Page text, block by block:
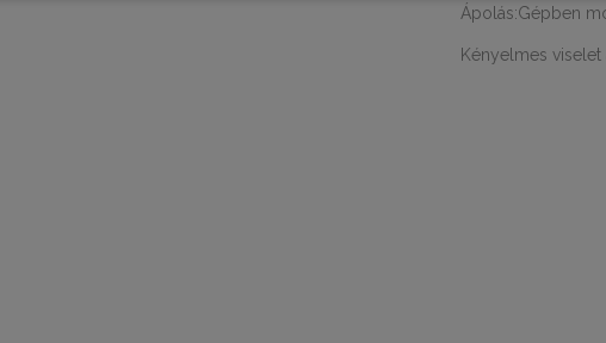
Ápolás:Gépben
Kényelmes viselet